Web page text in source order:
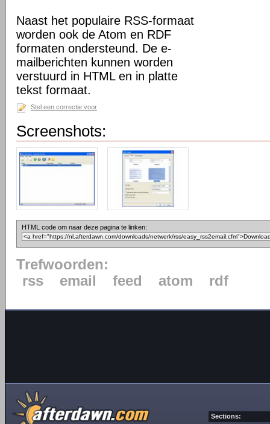
Naast het populaire RSS-formaat
worden ook de Atom en RDF
formaten ondersteund. De e-
mailberichten kunnen worden
verstuurd in HTML en in platte
tekst formaat.
Stel een correctie voor
Screenshots:
HTML code om naar deze pagina te linken:
Trefwoorden:
rss
email feed atom rdf
Sections: